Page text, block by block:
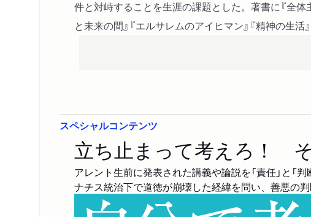
件と対峙することを生涯の課題とした。著書に『全体
と未来の間』『エルサレムのアイヒマン』『精神の生活』
スペシャルコンテンツ
立ち止まって考えろ！
アレント生前に発表された講義や論説を「責任」と「判
ナチス統治下で道徳が崩壊した経緯を問い、善悪の判